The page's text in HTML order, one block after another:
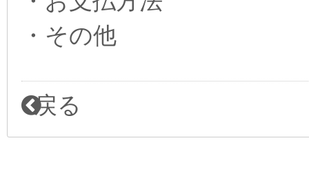
・その他
戻る